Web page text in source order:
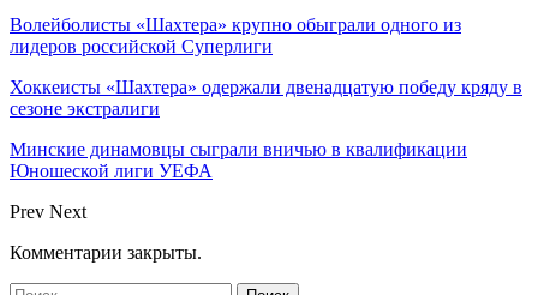
Волейболисты «Шахтера» крупно обыграли одного из
лидеров российской Суперлиги
Хоккеисты «Шахтера» одержали двенадцатую победу кряду в
сезоне экстралиги
Минские динамовцы сыграли вничью в квалификации
Юношеской лиги УЕФА
Prev Next
Комментарии закрыты.